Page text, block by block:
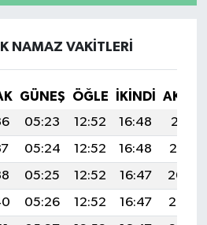
NAMAZ VAKITLERI
GÜNEŞ ÖĞLE İKINDI
05:23 12:52 16:48
20:11
05:24 12:52 16:48
20:10
05:25 12:52 16:47
20:09
05:26 12:52 16:47
20:08